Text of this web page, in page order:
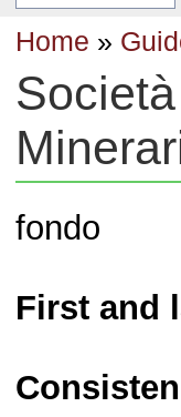
Home »
fondo
First and